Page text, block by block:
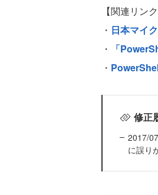
【関連リンク
・ 日本マイ
・
「
・
修正
2017/
に誤り